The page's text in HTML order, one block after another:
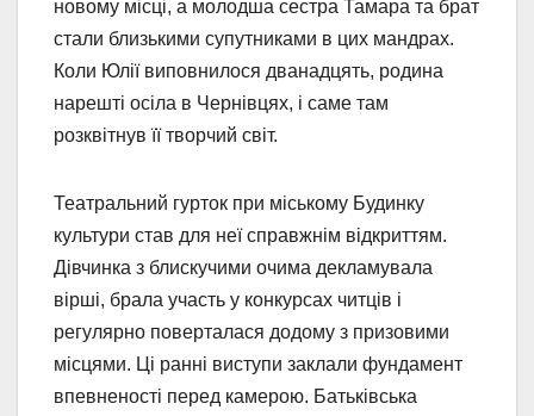
новому місці, а молодша сестра Тамара та брат
стали близькими супутниками в цих мандрах.
Коли Юлії виповнилося дванадцять, родина
нарешті осіла в Чернівцях, і саме там
розквітнув її творчий світ.
Театральний гурток при міському Будинку
культури став для неї справжнім відкриттям.
Дівчинка з блискучими очима декламувала
вірші, брала участь у конкурсах читців і
регулярно поверталася додому з призовими
місцями. Ці ранні виступи заклали фундамент
впевненості перед камерою. Батьківська